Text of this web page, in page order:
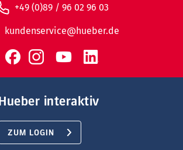
+49 (0)89 / 96 02 96 03
kundenservice@hueber.de
Hueber interaktiv
ZUM LOGIN